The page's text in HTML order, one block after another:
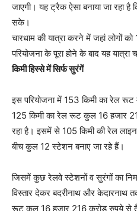
जाएगी। यह ट्रैक ऐसा बनाया जा रहा
सके।
चारधाम की यात्रा करने में जहां लोगों
परियोजना के पूरा होने के बाद यह यात्रा
किमी हिस्से में सिर्फ सुरंगें
इस परियोजना में 153 किमी का रेल
125 किमी का रेल रूट कुल 16 हजार
रहा है। इसमें से 105 किमी की रेल
बीच कुल 12 स्टेशन बनाए जा रहे हैं।
जिसमें कुछ रेलवे स्टेशनों व सुरंगों का
विस्तार देकर बदरीनाथ और केदारनाथ
रूट कुल 16 हजार 216 करोड़ रुपये से